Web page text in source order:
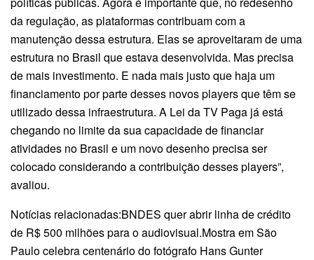
da regulação, as plataformas contribuam com a
manutenção dessa estrutura. Elas se aproveitaram de uma
estrutura no Brasil que estava desenvolvida. Mas precisa
de mais investimento. E nada mais justo que haja um
financiamento por parte desses novos players que têm se
utilizado dessa infraestrutura. A Lei da TV Paga já está
chegando no limite da sua capacidade de financiar
atividades no Brasil e um novo desenho precisa ser
colocado considerando a contribuição desses players”,
avaliou.
Notícias relacionadas:BNDES quer abrir linha de crédito
de R$ 500 milhões para o audiovisual.Mostra em São
Paulo celebra centenário do fotógrafo Hans Gunter